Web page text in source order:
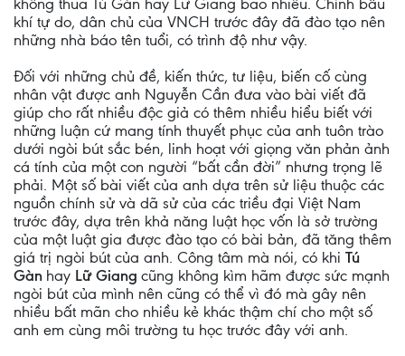
không thua Tú Gàn hay Lữ Giang bao nhiêu. Chính bầu
khí tự do, dân chủ của VNCH trước đây đã đào tạo nên
những nhà báo tên tuổi, có trình độ như vậy.
Đối với những chủ đề, kiến thức, tư liệu, biến cố cùng
nhân vật được anh Nguyễn Cần đưa vào bài viết đã
giúp cho rất nhiều độc giả có thêm nhiều hiểu biết với
những luận cứ mang tính thuyết phục của anh tuôn trào
dưới ngòi bút sắc bén, linh hoạt với giọng văn phản ảnh
cá tính của một con người “bất cần đời” nhưng trọng lẽ
phải. Một số bài viết của anh dựa trên sử liệu thuộc các
nguồn chính sử và dã sử của các triều đại Việt Nam
trước đây, dựa trên khả năng luật học vốn là sở trường
của một luật gia được đào tạo có bài bản, đã tăng thêm
giá trị ngòi bút của anh. Công tâm mà nói, có khi Tú
Gàn hay Lữ Giang cũng không kìm hãm được sức mạnh
ngòi bút của mình nên cũng có thể vì đó mà gây nên
nhiều bất mãn cho nhiều kẻ khác thậm chí cho một số
anh em cùng môi trường tu học trước đây với anh.